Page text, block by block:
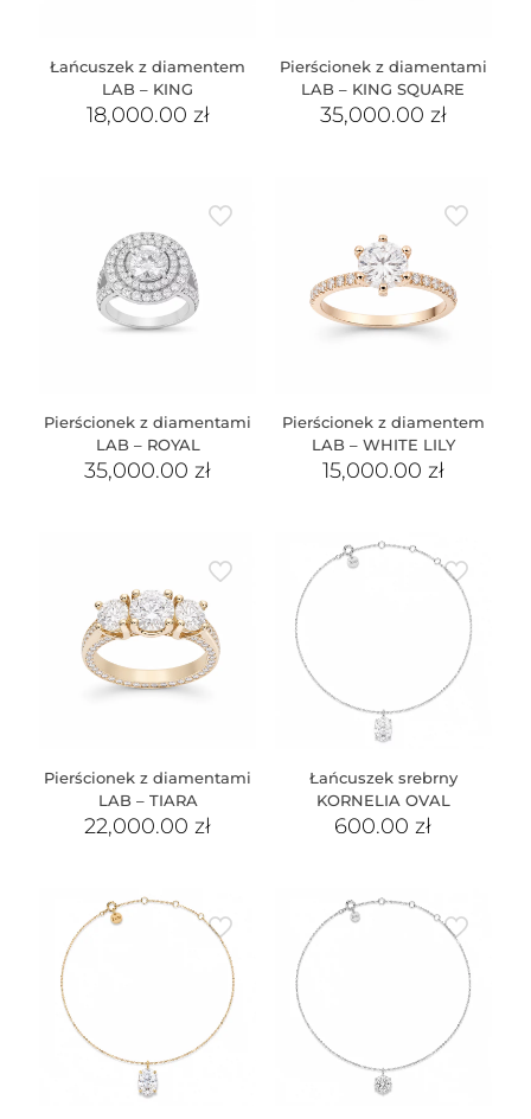
Łańcuszek z diamentem
LAB – KING
18,000.00 zł
Pierścionek z diamentami
LAB – KING SQUARE
35,000.00 zł
Pierścionek z diamentami
LAB – ROYAL
35,000.00zł
Pierścionek z diamentem
LAB – WHITE LILY
15,000.00 zł
Pierścionek z diamentami
LAB – TIARA
22,000.00zł
Łańcuszek srebrny
KORNELIA OVAL
600.00zł